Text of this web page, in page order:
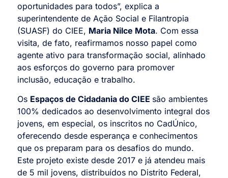
oportunidades para todos”, explica a
superintendente de Ação Social e Filantropia
(SUASF) do CIEE, Maria Nilce Mota. Com essa
visita, de fato, reafirmamos nosso papel como
agente ativo para transformação social, alinhado
aos esforços do governo para promover
inclusão, educação e trabalho.
Os Espaços de Cidadania do CIEE são ambientes
100% dedicados ao desenvolvimento integral dos
jovens, em especial, os inscritos no CadÚnico,
oferecendo desde esperança e conhecimentos
que os preparam para os desafios do mundo.
Este projeto existe desde 2017 e já atendeu mais
de 5 mil jovens, distribuídos no Distrito Federal,